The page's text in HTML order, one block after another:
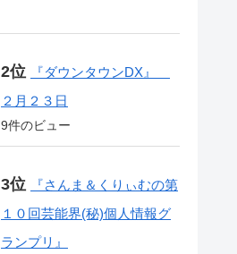
『ダウンタウンDX』
２月２３日
9件のビュー
『さんま＆くりぃむの第
１０回芸能界(秘)個人情報グ
ランプリ』